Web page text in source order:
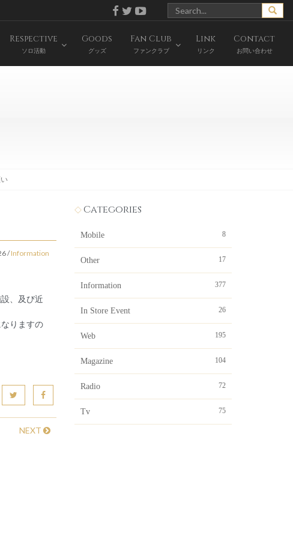
Respective
ソロ活動
Goods
グッズ
Fan Club
ファンクラブ
Link
リンク
Contact
お問い合わせ
/Information
、及び近
りますの
NEXT
Categories
Mobile 8
Other 17
Information 377
In Store Event 26
Web 195
Magazine 104
Radio 72
Tv 75